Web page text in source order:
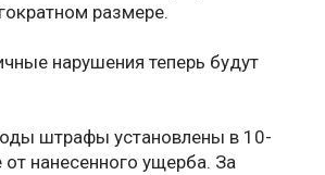
размере.
нарушения теперь будут
штрафы установлены в 10-
нанесенного ущерба. За